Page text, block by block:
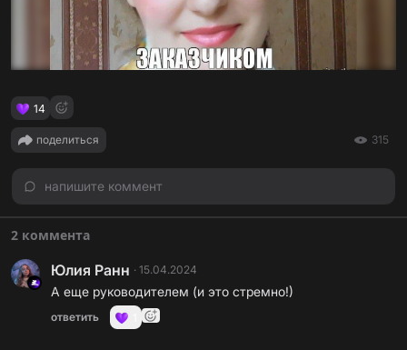
14
поделиться 315
напишите коммент
2 коммента
Юлия Ранн · 15.04.2024
А еще руководителем (и это стремно!)
ответить